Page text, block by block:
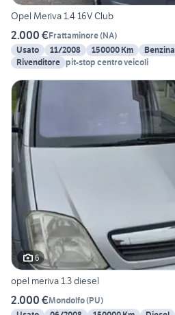
Opel Meriva 1.4 16V Club
2.000 €Frattaminore(NA)
Usato
11/2008 150000 Km Benzina
Rivenditore pit-stop centro veicoli
6
opel meriva 1.3 diesel
2.000 €Mondolfo(PU)